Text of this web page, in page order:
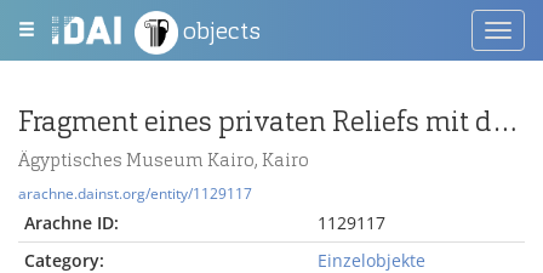
objects
Fragment eines privaten Reliefs mit der Darstellung von Adoranten vor sitzenden Gottheiten
Ägyptisches Museum Kairo, Kairo
arachne.dainst.org/entity/1129117
Arachne ID:
1129117
Category:
Einzelobjekte